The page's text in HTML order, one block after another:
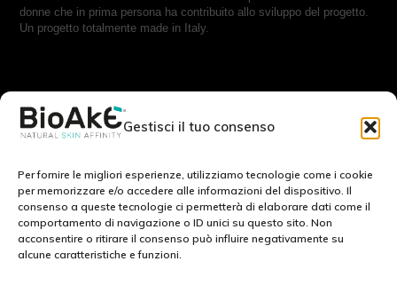
Gestisci il tuo consenso
Per fornire le migliori esperienze, utilizziamo tecnologie come i cookie
per memorizzare e/o accedere alle informazioni del dispositivo. Il
consenso a queste tecnologie ci permetterà di elaborare dati come il
comportamento di navigazione o ID unici su questo sito. Non
acconsentire o ritirare il consenso può influire negativamente su
alcune caratteristiche e funzioni.
donne che in prima persona ha contribuito allo sviluppo del progetto.
Un progetto totalmente made in Italy.
RESTA IN CONTATTO CON NOI:
Cookie Policy (EU)
Privacy Policy